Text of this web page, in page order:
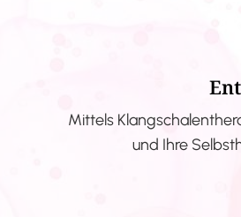
Mittels
und Ihre